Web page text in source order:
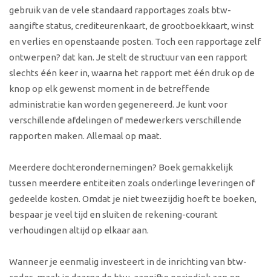
gebruik van de vele standaard rapportages zoals btw-
aangifte status, crediteurenkaart, de grootboekkaart, winst
en verlies en openstaande posten. Toch een rapportage zelf
ontwerpen? dat kan. Je stelt de structuur van een rapport
slechts één keer in, waarna het rapport met één druk op de
knop op elk gewenst moment in de betreffende
administratie kan worden gegenereerd. Je kunt voor
verschillende afdelingen of medewerkers verschillende
rapporten maken. Allemaal op maat.
Meerdere dochterondernemingen? Boek gemakkelijk
tussen meerdere entiteiten zoals onderlinge leveringen of
gedeelde kosten. Omdat je niet tweezijdig hoeft te boeken,
bespaar je veel tijd en sluiten de rekening-courant
verhoudingen altijd op elkaar aan.
Wanneer je eenmalig investeert in de inrichting van btw-